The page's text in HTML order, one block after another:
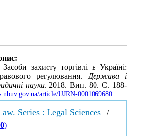
захисту торгівлі в Україні:
регулювання.Держава і
науки. 2018. Вип. 80. С. 188-
article/UJRN-0001069680
Series : Legal Sciences /
)